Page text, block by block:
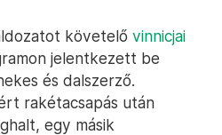
követelő vinnicjai
jelentkezett be
és dalszerző.
rakétacsapás után
egy másik